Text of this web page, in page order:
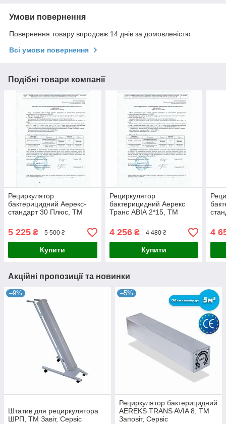
Умови повернення
Повернення товару впродовж 14 днів за домовленістю
Всі умови повернення
Подібні товари компанії
Рециркулятор
бактерицидний Аерекс-
стандарт 30 Плюс, ТМ
5 225 ₴ 5 500 ₴
Купити
Рециркулятор
бактерицидний Аерекс
Транс АВІА 2*15, ТМ
4 256₴ 4 480 ₴
Купити
4
Акційні пропозиції та новинки
–9%
Штатив для рециркулятора
ШРП, ТМ Завіт, Сервіс
–5%
Рециркулятор бактерицидний
AEREKS TRANS AVIA 8, ТМ
Заповіт, Сервіс